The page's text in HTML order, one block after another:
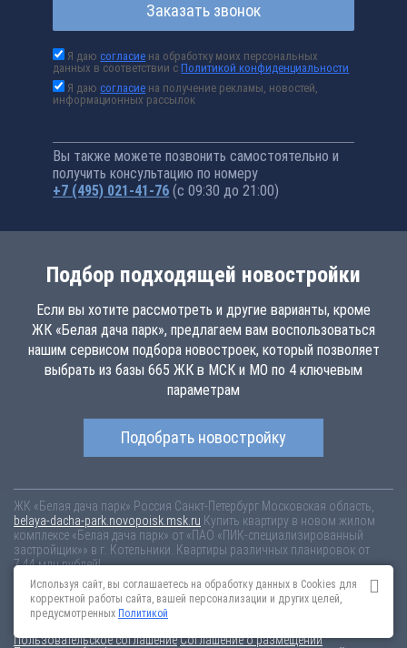
Заказать звонок
Я даюсогласие на обработку моих персональных
данных в соответствии сПолитикой конфиденциальности
Я даюсогласие на получение рекламы, новостей,
информационных рассылок
Вы также можете позвонить самостоятельно и
получить консультацию по номеру
+7 (495) 021-41-76 (с 09:30 до 21:00)
Подбор подходящей новостройки
Если вы хотите рассмотреть и другие варианты, кроме
ЖК «Белая дача парк», предлагаем вам воспользоваться
нашим сервисом подбора новостроек, который позволяет
выбрать из базы 665 ЖК в МСК и МО по 4 ключевым
параметрам
Подобрать новостройку
ЖК «Белая дача парк» Россия Санкт-Петербург Московская область,
belaya-dacha-park.novopoisk.msk.ru Купить квартиру в новом жилом
комплексе «Белая дача парк» от «ПАО «ПИК-специализированный
застройщик»» в г. Котельники. Квартиры различных планировок от
7.44 млн рублей!
Новостройки Санкт-ПетербургаНовостройки Москвы
Информация на сайте взята из открытых источников, не является
Пользовательское соглашениеСоглашение о размещении
Используя сайт, вы соглашаетесь на обработку данных в Cookies для
корректной работы сайта, вашей персонализации и других целей,
предусмотренных Политикой